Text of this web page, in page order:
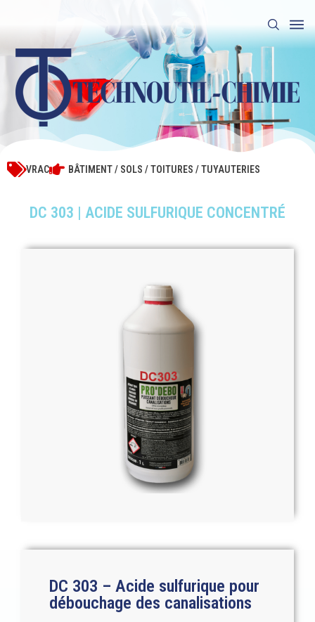
VRAC BÂTIMENT / SOLS / TOITURES / TUYAUTERIES
DC 303 | ACIDE SULFURIQUE CONCENTRÉ
DC 303 – Acide sulfurique pour
débouchage des canalisations